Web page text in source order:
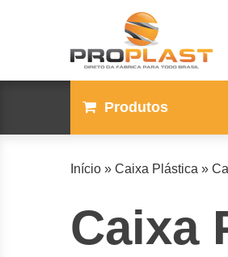
Produtos
Início » Caixa Plástica »
Caixa